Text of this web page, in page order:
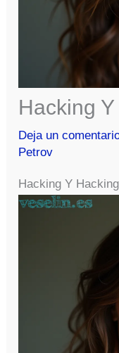
Hacking
Deja un
Petrov
Hacking Y